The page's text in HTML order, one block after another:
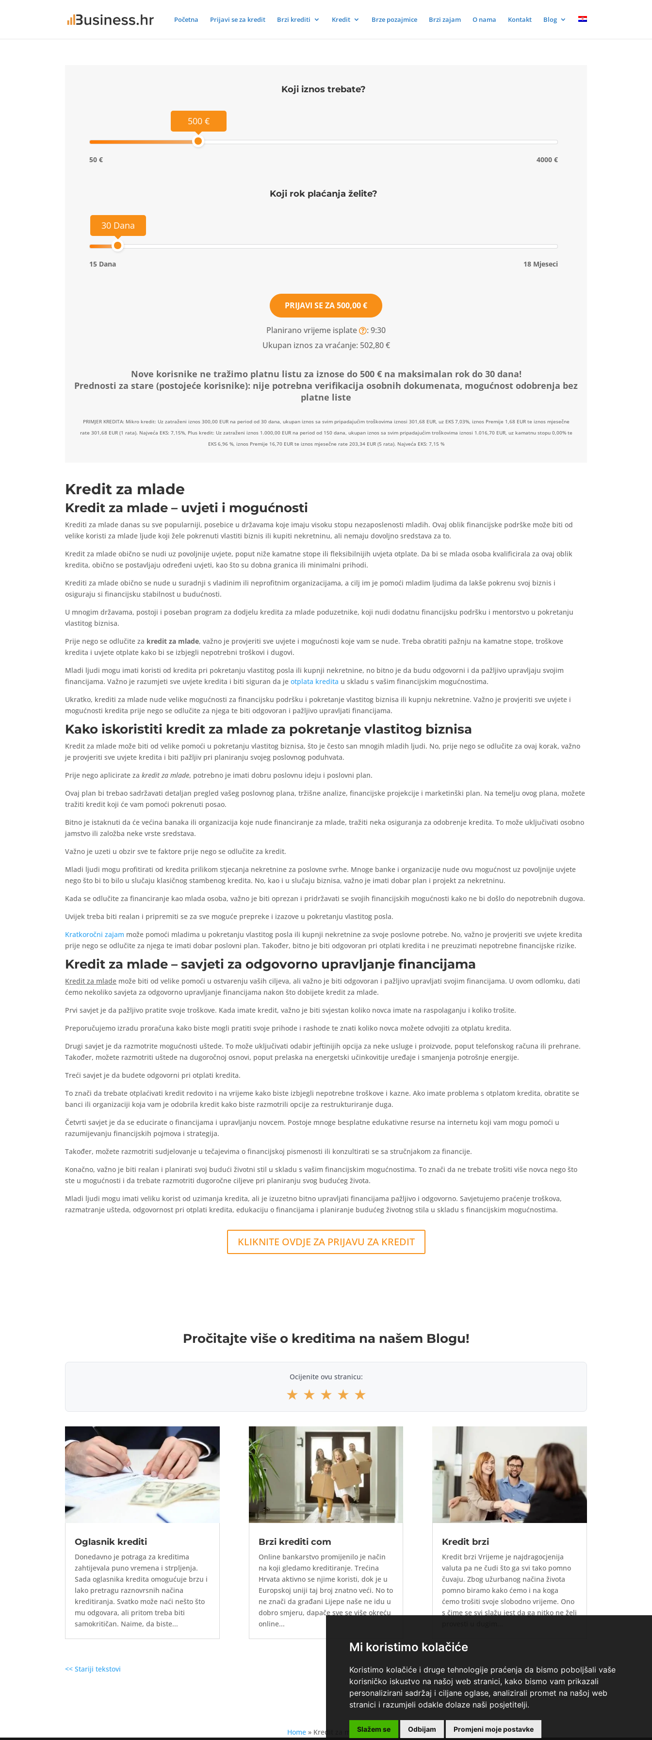
Mi koristimo kolačiće
Koristimo kolačiće i druge tehnologije praćenja da bismo poboljšali vaše
korisničko iskustvo na našoj web stranici, kako bismo vam prikazali
personalizirani sadržaj i ciljane oglase, analizirali promet na našoj web
stranici i razumjeli odakle dolaze naši posjetitelji.
Slažem se Odbijam Promjeni moje postavke
Početna Prijavi se za kredit Brzi krediti Kredit Brze pozajmice Brzi zajam O nama Kontakt Blog
Koji iznos trebate?
500 €
50 € 4000 €
Koji rok plaćanja želite?
30 Dana
15 Dana 18 Mjeseci
PRIJAVI SE ZA500,00 €
Planirano vrijeme isplate
: 9:30
Ukupan iznos za vraćanje: 502,80 €
Nove korisnike ne tražimo platnu listu za iznose do 500 € na maksimalan rok do 30 dana!
Prednosti za stare (postojeće korisnike): nije potrebna verifikacija osobnih dokumenata, mogućnost odobrenja bez
platne liste
PRIMJER KREDITA: Mikro kredit: Uz zatraženi iznos 300,00 EUR na period od 30 dana, ukupan iznos sa svim pripadajućim troškovima iznosi 301,68 EUR, uz EKS 7,03%, iznos Premije 1,68 EUR te iznos mjesečne
rate 301,68 EUR (1 rata). Najveća EKS: 7,15%, Plus kredit: Uz zatraženi iznos 1.000,00 EUR na period od 150 dana, ukupan iznos sa svim pripadajućim troškovima iznosi 1.016,70 EUR, uz kamatnu stopu 0,00% te
EKS 6,96 %, iznos Premije 16,70 EUR te iznos mjesečne rate 203,34 EUR (5 rata). Najveća EKS: 7,15 %
Kredit za mlade
Kredit za mlade – uvjeti i mogućnosti
Krediti za mlade danas su sve popularniji, posebice u državama koje imaju visoku stopu nezaposlenosti mladih. Ovaj oblik financijske podrške može biti od
velike koristi za mlade ljude koji žele pokrenuti vlastiti biznis ili kupiti nekretninu, ali nemaju dovoljno sredstava za to.
Kredit za mlade obično se nudi uz povoljnije uvjete, poput niže kamatne stope ili fleksibilnijih uvjeta otplate. Da bi se mlada osoba kvalificirala za ovaj oblik
kredita, obično se postavljaju određeni uvjeti, kao što su dobna granica ili minimalni prihodi.
Krediti za mlade obično se nude u suradnji s vladinim ili neprofitnim organizacijama, a cilj im je pomoći mladim ljudima da lakše pokrenu svoj biznis i
osiguraju si financijsku stabilnost u budućnosti.
U mnogim državama, postoji i poseban program za dodjelu kredita za mlade poduzetnike, koji nudi dodatnu financijsku podršku i mentorstvo u pokretanju
vlastitog biznisa.
Prije nego se odlučite za kredit za mlade, važno je provjeriti sve uvjete i mogućnosti koje vam se nude. Treba obratiti pažnju na kamatne stope, troškove
kredita i uvjete otplate kako bi se izbjegli nepotrebni troškovi i dugovi.
Mladi ljudi mogu imati koristi od kredita pri pokretanju vlastitog posla ili kupnji nekretnine, no bitno je da budu odgovorni i da pažljivo upravljaju svojim
financijama. Važno je razumjeti sve uvjete kredita i biti siguran da jeotplata kredita u skladu s vašim financijskim mogućnostima.
Ukratko, krediti za mlade nude velike mogućnosti za financijsku podršku i pokretanje vlastitog biznisa ili kupnju nekretnine. Važno je provjeriti sve uvjete i
mogućnosti kredita prije nego se odlučite za njega te biti odgovoran i pažljivo upravljati financijama.
Kako iskoristiti kredit za mlade za pokretanje vlastitog biznisa
Kredit za mlade može biti od velike pomoći u pokretanju vlastitog biznisa, što je često san mnogih mladih ljudi. No, prije nego se odlučite za ovaj korak, važno
je provjeriti sve uvjete kredita i biti pažljiv pri planiranju svojeg poslovnog poduhvata.
Prije nego aplicirate zakredit za mlade, potrebno je imati dobru poslovnu ideju i poslovni plan.
Ovaj plan bi trebao sadržavati detaljan pregled vašeg poslovnog plana, tržišne analize, financijske projekcije i marketinški plan. Na temelju ovog plana, možete
tražiti kredit koji će vam pomoći pokrenuti posao.
Bitno je istaknuti da će većina banaka ili organizacija koje nude financiranje za mlade, tražiti neka osiguranja za odobrenje kredita. To može uključivati osobno
jamstvo ili založba neke vrste sredstava.
Važno je uzeti u obzir sve te faktore prije nego se odlučite za kredit.
Mladi ljudi mogu profitirati od kredita prilikom stjecanja nekretnine za poslovne svrhe. Mnoge banke i organizacije nude ovu mogućnost uz povoljnije uvjete
nego što bi to bilo u slučaju klasičnog stambenog kredita. No, kao i u slučaju biznisa, važno je imati dobar plan i projekt za nekretninu.
Kada se odlučite za financiranje kao mlada osoba, važno je biti oprezan i pridržavati se svojih financijskih mogućnosti kako ne bi došlo do nepotrebnih dugova.
Uvijek treba biti realan i pripremiti se za sve moguće prepreke i izazove u pokretanju vlastitog posla.
Kratkoročni zajam može pomoći mladima u pokretanju vlastitog posla ili kupnji nekretnine za svoje poslovne potrebe. No, važno je provjeriti sve uvjete kredita
prije nego se odlučite za njega te imati dobar poslovni plan. Također, bitno je biti odgovoran pri otplati kredita i ne preuzimati nepotrebne financijske rizike.
Kredit za mlade – savjeti za odgovorno upravljanje financijama
Kredit za mlade može biti od velike pomoći u ostvarenju vaših ciljeva, ali važno je biti odgovoran i pažljivo upravljati svojim financijama. U ovom odlomku, dati
ćemo nekoliko savjeta za odgovorno upravljanje financijama nakon što dobijete kredit za mlade.
Prvi savjet je da pažljivo pratite svoje troškove. Kada imate kredit, važno je biti svjestan koliko novca imate na raspolaganju i koliko trošite.
Preporučujemo izradu proračuna kako biste mogli pratiti svoje prihode i rashode te znati koliko novca možete odvojiti za otplatu kredita.
Drugi savjet je da razmotrite mogućnosti uštede. To može uključivati odabir jeftinijih opcija za neke usluge i proizvode, poput telefonskog računa ili prehrane.
Također, možete razmotriti uštede na dugoročnoj osnovi, poput prelaska na energetski učinkovitije uređaje i smanjenja potrošnje energije.
Treći savjet je da budete odgovorni pri otplati kredita.
To znači da trebate otplaćivati kredit redovito i na vrijeme kako biste izbjegli nepotrebne troškove i kazne. Ako imate problema s otplatom kredita, obratite se
banci ili organizaciji koja vam je odobrila kredit kako biste razmotrili opcije za restrukturiranje duga.
Četvrti savjet je da se educirate o financijama i upravljanju novcem. Postoje mnoge besplatne edukativne resurse na internetu koji vam mogu pomoći u
razumijevanju financijskih pojmova i strategija.
Također, možete razmotriti sudjelovanje u tečajevima o financijskoj pismenosti ili konzultirati se sa stručnjakom za financije.
Konačno, važno je biti realan i planirati svoj budući životni stil u skladu s vašim financijskim mogućnostima. To znači da ne trebate trošiti više novca nego što
ste u mogućnosti i da trebate razmotriti dugoročne ciljeve pri planiranju svog budućeg života.
Mladi ljudi mogu imati veliku korist od uzimanja kredita, ali je izuzetno bitno upravljati financijama pažljivo i odgovorno. Savjetujemo praćenje troškova,
razmatranje ušteda, odgovornost pri otplati kredita, edukaciju o financijama i planiranje budućeg životnog stila u skladu s financijskim mogućnostima.
KLIKNITE OVDJE ZA PRIJAVU ZA KREDIT
Pročitajte više o kreditima na našem Blogu!
Ocijenite ovu stranicu:
★ ★ ★ ★ ★
Oglasnik krediti
Donedavno je potraga za kreditima
zahtijevala puno vremena i strpljenja.
Sada oglasnika kredita omogućuje brzu i
lako pretragu raznovrsnih načina
kreditiranja. Svatko može naći nešto što
mu odgovara, ali pritom treba biti
samokritičan. Naime, da biste...
Brzi krediti com
Online bankarstvo promijenilo je način
na koji gledamo kreditiranje. Trećina
Hrvata aktivno se njime koristi, dok je u
Europskoj uniji taj broj znatno veći. No to
ne znači da građani Lijepe naše ne idu u
dobro smjeru, dapače sve se više okreću
online...
Kredit brzi
Kredit brzi Vrijeme je najdragocjenija
valuta pa ne čudi što ga svi tako pomno
čuvaju. Zbog užurbanog načina života
pomno biramo kako ćemo i na koga
ćemo trošiti svoje slobodno vrijeme. Ono
s čime se svi slažu jest da ga nitko ne želi
<< Stariji tekstovi
Home » Kredit za mlade